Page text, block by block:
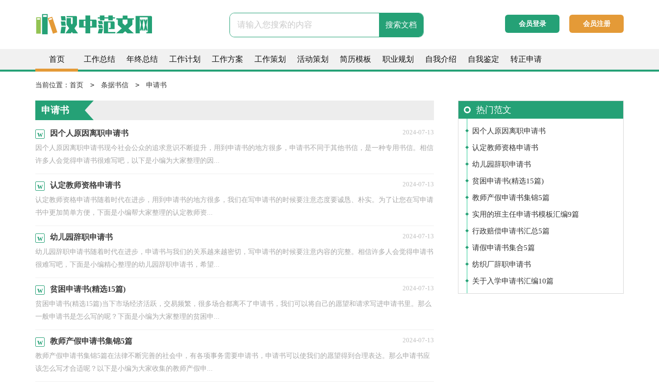
会员登录 会员注册
首页 工作总结 年终总结 工作计划 工作方案 工作策划 活动策划 简历模板 职业规划 自我介绍 自我鉴定 转正申请
当前位置： 首页 > 条据书信 > 申请书
申请书
因个人原因离职申请书 2024-07-13
因个人原因离职申请书现今社会公众的追求意识不断提升，用到申请书的地方很多，申请书不同于其他书信，是一种专用书信。相信
许多人会觉得申请书很难写吧，以下是小编为大家整理的因...
认定教师资格申请书 2024-07-13
认定教师资格申请书随着时代在进步，用到申请书的地方很多，我们在写申请书的时候要注意态度要诚恳、朴实。为了让您在写申请
书中更加简单方便，下面是小编帮大家整理的认定教师资...
幼儿园辞职申请书 2024-07-13
幼儿园辞职申请书随着时代在进步，申请书与我们的关系越来越密切，写申请书的时候要注意内容的完整。相信许多人会觉得申请书
很难写吧，下面是小编精心整理的幼儿园辞职申请书，希望...
贫困申请书(精选15篇) 2024-07-13
贫困申请书(精选15篇)当下市场经济活跃，交易频繁，很多场合都离不了申请书，我们可以将自己的愿望和请求写进申请书里。那么
一般申请书是怎么写的呢？下面是小编为大家整理的贫困申...
教师产假申请书集锦5篇 2024-07-13
教师产假申请书集锦5篇在法律不断完善的社会中，有各项事务需要申请书，申请书可以使我们的愿望得到合理表达。那么申请书应
该怎么写才合适呢？以下是小编为大家收集的教师产假申...
热门范文
因个人原因离职申请书
认定教师资格申请书
幼儿园辞职申请书
贫困申请书(精选15篇)
教师产假申请书集锦5篇
实用的班主任申请书模板汇编9篇
行政赔偿申请书汇总5篇
请假申请书集合5篇
纺织厂辞职申请书
关于入学申请书汇编10篇